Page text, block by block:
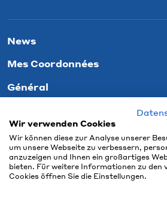
News
Mes Coordonnées
Général
Wir verwenden Cookies
Wir können diese zur Analyse unserer
um unsere Webseite zu verbessern,
anzuzeigen und Ihnen ein großartiges
bieten. Für weitere Informationen zu den
Cookies öffnen Sie die Einstellungen.